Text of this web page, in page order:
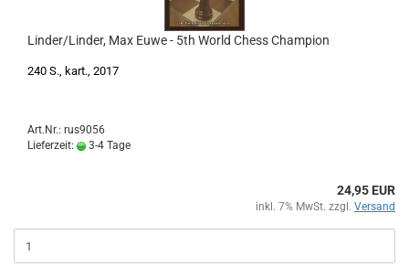
Linder/Linder, Max Euwe - 5th World Chess Champion
240 S., kart., 2017
Art.Nr.: rus9056
Lieferzeit:
3-4 Tage
24,95 EUR
inkl. 7% MwSt. zzgl. Versand